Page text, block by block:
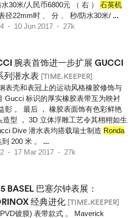
30米/人民币6800元 （ 右 ） 石英机
径22mm时 、 分 、 秒/防水30米/ ...
- 10 Jun 2017 - 27k
腕表首饰进一步扩展 GUCCI
列潜水表 [TIME.KEEPER]
表壳和表冠上的运动风格橡胶修饰与
Gucci 标识的厚实橡胶表带互为映衬
彰 。 最后 ， 橡胶表面饰有色彩鲜艳
造型 ， 3D 立体浮雕工艺令其栩栩如生
Dive 潜水表均搭载瑞士制造 Ronda
200 米 。 ...
- 17 Mar 2017 - 27k
BASEL 巴塞尔钟表展：
经典进化 [TIME.KEEPER]
镀膜) 表带款式 。 Maverick